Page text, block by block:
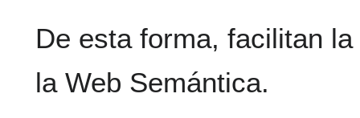
De esta forma, facilitan
la Web Semántica.